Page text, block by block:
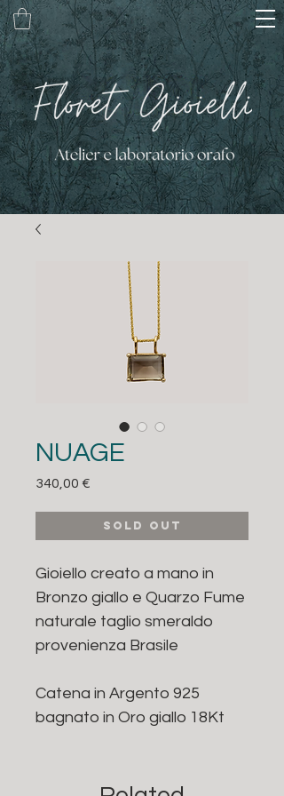
NUAGE
340,00 €
sold out
Gioiello creato a mano in
Bronzo giallo e Quarzo Fume
naturale taglio smeraldo
provenienza Brasile
Catena in Argento 925
bagnato in Oro giallo 18Kt